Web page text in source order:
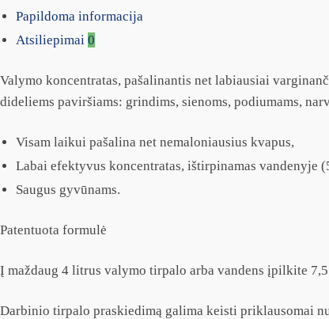
Papildoma informacija
Atsiliepimai 0
Valymo koncentratas, pašalinantis net labiausiai
dideliems paviršiams: grindims, sienoms, podiumams,
Visam laikui pašalina net nemaloniausius kvapus,
Labai efektyvus koncentratas, ištirpinamas vandenyje
Saugus gyvūnams.
Patentuota formulė
Į maždaug 4 litrus valymo tirpalo arba vandens įpilkite
Darbinio tirpalo praskiedimą galima keisti priklausomai